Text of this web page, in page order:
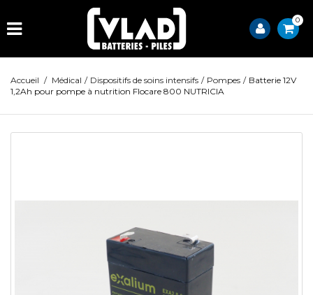
0
Accueil / Médical / Dispositifs de soins intensifs / Pompes / Batterie 12V
1,2Ah pour pompe à nutrition Flocare 800 NUTRICIA